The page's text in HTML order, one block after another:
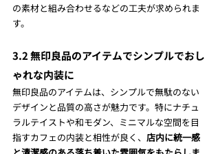
の素材と組み合わせるなどの工夫が求められま
す。
3.2 無印良品のアイテムでシンプルでおし
ゃれな内装に
無印良品のアイテムは、シンプルで無駄のない
デザインと品質の高さが魅力です。特にナチュ
ラルテイストや和モダン、ミニマルな空間を目
指すカフェの内装と相性が良く、 店内に統一感